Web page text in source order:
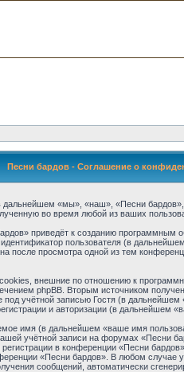
Песни бардов - Соглашение о
дальнейшем «мы», «наш», «Песни
во время любой из ваших
приведёт к созданию программным
пользователя (в
после просмотра одной из тем
внешние по отношению к
phpBB. Вторым источником
учётной записью Гостя (в
и авторизации (в дальнейшем
имя (в дальнейшем «ваше имя
учётной записи на форумах «Песни
в конференции «Песни
«Песни бардов». В любом
сообщений, автоматически